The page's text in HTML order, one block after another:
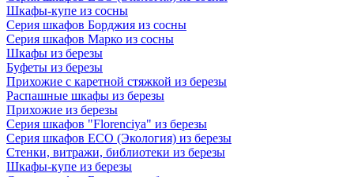
Шкафы-купе из сосны
Серия шкафов Борджия из сосны
Серия шкафов Марко из сосны
Шкафы из березы
Буфеты из березы
Прихожие с каретной стяжкой из березы
Распашные шкафы из березы
Прихожие из березы
Серия шкафов "Florenciya" из березы
Серия шкафов ECO (Экология) из березы
Стенки, витражи, библиотеки из березы
Шкафы-купе из березы